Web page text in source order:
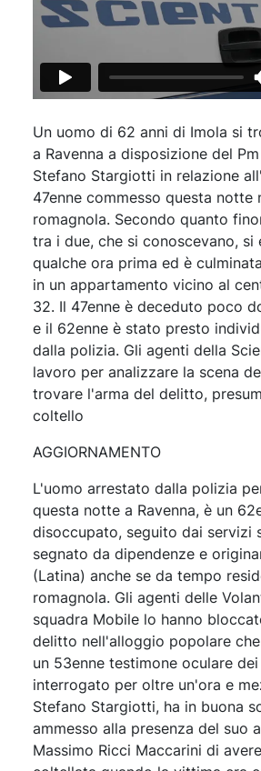
Un uomo di 62 anni di Imola si
a Ravenna a disposizione del
Stefano Stargiotti in relazione
47enne commesso questa notte
romagnola. Secondo quanto
tra i due, che si conoscevano, si
qualche ora prima ed è
in un appartamento vicino al
32. Il 47enne è deceduto poco
e il 62enne è stato presto
dalla polizia. Gli agenti della
lavoro per analizzare la scena
trovare l'arma del delitto,
coltello
AGGIORNAMENTO
L'uomo arrestato dalla polizia
questa notte a Ravenna, è un
disoccupato, seguito dai servizi
segnato da dipendenze e
(Latina) anche se da tempo
romagnola. Gli agenti delle
squadra Mobile lo hanno
delitto nell'alloggio popolare
un 53enne testimone oculare
interrogato per oltre un'ora e
Stefano Stargiotti, ha in buona
ammesso alla presenza del suo
Massimo Ricci Maccarini di